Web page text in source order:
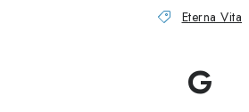
Eterna Vita
G